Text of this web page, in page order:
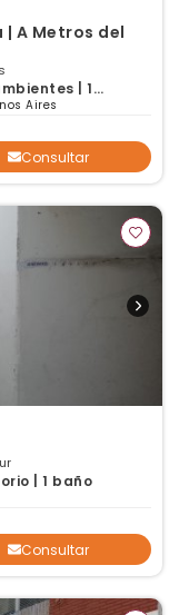
| A Metros del
| 1
Aires
Consultar
| 1 baño
Consultar